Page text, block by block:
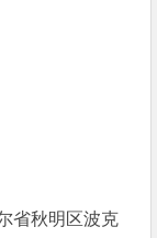
省秋明区波克